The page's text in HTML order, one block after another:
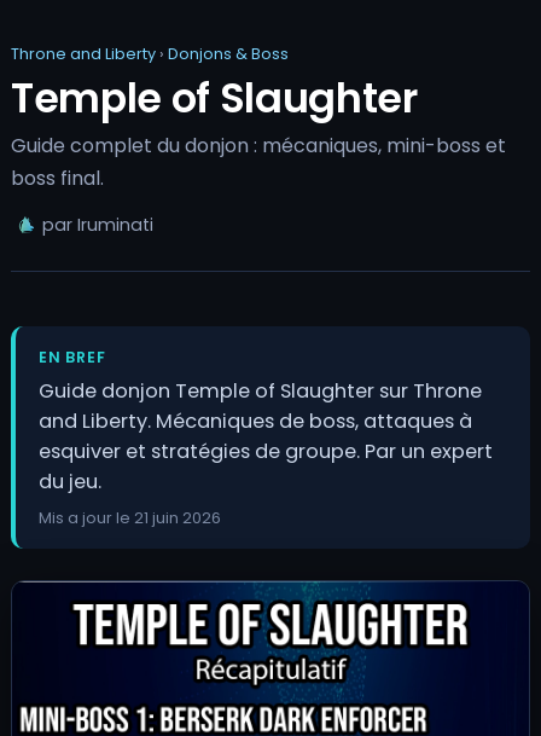
Throne and Liberty› Donjons & Boss
Temple of Slaughter
Guide complet du donjon : mécaniques, mini-boss et
boss final.
par Iruminati
EN BREF
Guide donjon Temple of Slaughter sur Throne
and Liberty. Mécaniques de boss, attaques à
esquiver et stratégies de groupe. Par un expert
du jeu.
Mis a jour le 21 juin 2026